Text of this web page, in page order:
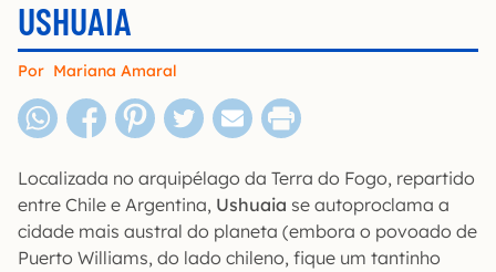
USHUAIA
Por Mariana Amaral
Localizada no arquipélago da Terra do Fogo, repartido
entre Chile e Argentina, Ushuaia se autoproclama a
cidade mais austral do planeta (embora o povoado de
Puerto Williams, do lado chileno, fique um tantinho